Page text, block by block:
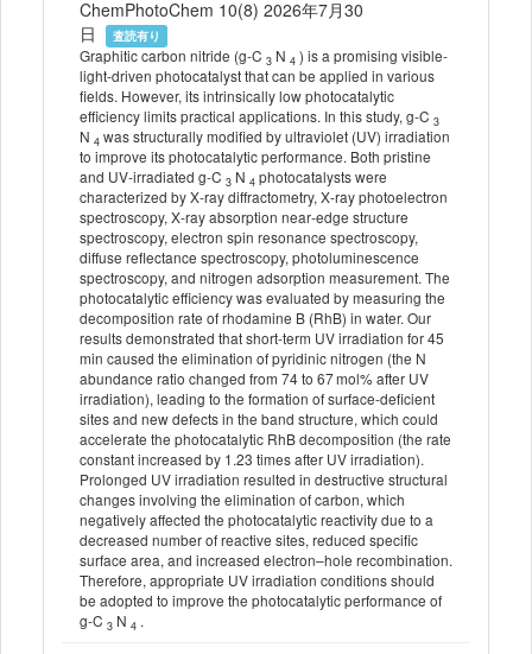
ChemPhotoChem 10(8) 2026年7月30
日
査読有り
Graphitic carbon nitride (g‐C 3 N 4 ) is a promising visible‐
light‐driven photocatalyst that can be applied in various
fields. However, its intrinsically low photocatalytic
efficiency limits practical applications. In this study, g‐C 3
N 4 was structurally modified by ultraviolet (UV) irradiation
to improve its photocatalytic performance. Both pristine
and UV‐irradiated g‐C 3 N 4 photocatalysts were
characterized by X‐ray diffractometry, X‐ray photoelectron
spectroscopy, X‐ray absorption near‐edge structure
spectroscopy, electron spin resonance spectroscopy,
diffuse reflectance spectroscopy, photoluminescence
spectroscopy, and nitrogen adsorption measurement. The
photocatalytic efficiency was evaluated by measuring the
decomposition rate of rhodamine B (RhB) in water. Our
results demonstrated that short‐term UV irradiation for 45
min caused the elimination of pyridinic nitrogen (the N
abundance ratio changed from 74 to 67 mol% after UV
irradiation), leading to the formation of surface‐deficient
sites and new defects in the band structure, which could
accelerate the photocatalytic RhB decomposition (the rate
constant increased by 1.23 times after UV irradiation).
Prolonged UV irradiation resulted in destructive structural
changes involving the elimination of carbon, which
negatively affected the photocatalytic reactivity due to a
decreased number of reactive sites, reduced specific
surface area, and increased electron–hole recombination.
Therefore, appropriate UV irradiation conditions should
be adopted to improve the photocatalytic performance of
g‐C 3 N 4 .